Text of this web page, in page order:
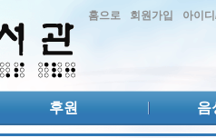
홈으로 회원가입 아이
후원 음